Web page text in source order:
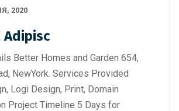
2020
Better Homes and Garden 654,
NewYork. Services Provided
Logi Design, Print, Domain
Project Timeline 5 Days for